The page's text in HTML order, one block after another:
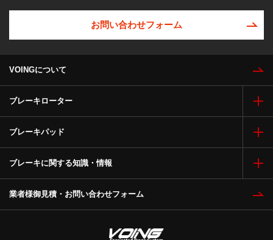
お問い合わせフォーム
VOINGについて
ブレーキローター
ブレーキパッド
ブレーキに関する知識・情報
業者様御見積・お問い合わせフォーム